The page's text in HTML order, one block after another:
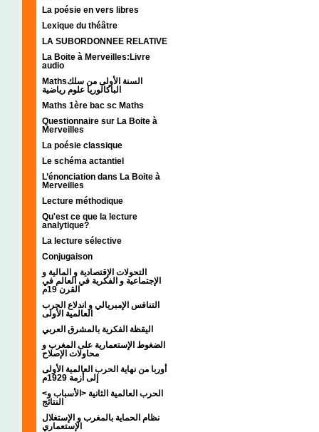
La poésie en vers libres
Lexique du théâtre
LA SUBORDONNEE RELATIVE
La Boite à Merveilles:Livre
audio
Mathsالسنة الأولى من سلك
الباكالوريا علوم رياضية
Maths 1ère bac sc Maths
Questionnaire sur La Boite à
Merveilles
La poésie classique
Le schéma actantiel
L’énonciation dans La Boite à
Merveilles
Lecture méthodique
Qu'est ce que la lecture
analytique?
La lecture sélective
Conjugaison
التحولات الإقتصادية و المالية و
الإجتماعية و الفكرية في العالم في
القرن 19م
التنافس الإمبريالي و اندلاع الحرب
العالمية الأولى
اليقظة الفكرية بالمشرق العربي
الضغوط الإستعمارية على المغرب و
محاولات الإصلاح
أوربا من نهاية الحرب العالمية الأولى
إلى أزمة 1929م
<الحرب العالمية الثانية <الأسباب و
النتائج
نظام الحماية بالمغرب و الإستغلال
الإستعماري